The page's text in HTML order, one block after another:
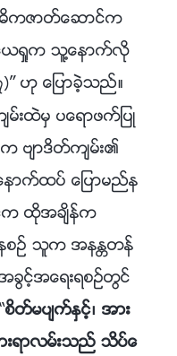
ဓိကဇာတ္ေဆာင္က
ရႈက သူ႔ေနာက္လို
” ဟု ေျပာခဲ့သည္။
းထဲမွ ပေရာဖက္ျပဳ
က ဗ်ာဒိတ္က်မ္း၏
ာက္ထပ္ ေျပာမည္န
င္က ထိုအခ်ိန္က
နစဥ္ သူက အနႏၲတန္
အေရးရစဥ္တြင္
စိတ္မပ်က္ႏွင့္၊ အား
းရာလမ္းသည္ သိပ္ေ